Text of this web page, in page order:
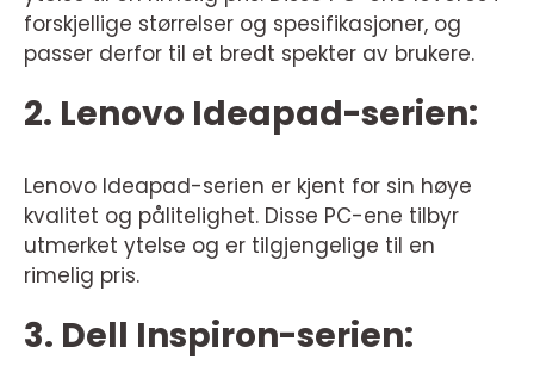
forskjellige størrelser og spesifikasjoner, og
passer derfor til et bredt spekter av brukere.
2. Lenovo Ideapad-serien:
Lenovo Ideapad-serien er kjent for sin høye
kvalitet og pålitelighet. Disse PC-ene tilbyr
utmerket ytelse og er tilgjengelige til en
rimelig pris.
3. Dell Inspiron-serien: